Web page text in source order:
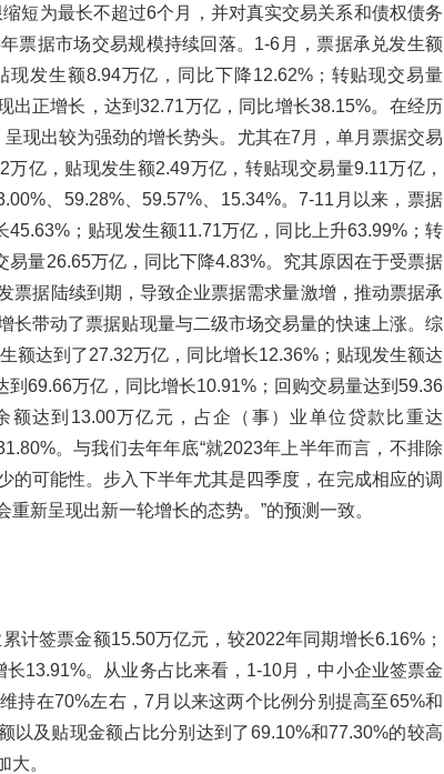
短为最长不超过6个月，并对真实交易关系和债权债务
票据市场交易规模持续回落。1-6月，票据承兑发生额
发生额8.94万亿，同比下降12.62%；转贴现交易量
出正增长，达到32.71万亿，同比增长38.15%。在经历
现出较为强劲的增长势头。尤其在7月，单月票据交易
亿，贴现发生额2.49万亿，转贴现交易量9.11万亿，
、59.28%、59.57%、15.34%。7-11月以来，票据
；贴现发生额11.71万亿，同比上升63.99%；转
量26.65万亿，同比下降4.83%。究其原因在于受票据
票据陆续到期，导致企业票据需求量激增，推动票据承
长带动了票据贴现量与二级市场交易量的快速上涨。综
额达到了27.32万亿，同比增长12.36%；贴现发生额达
69.66万亿，同比增长10.91%；回购交易量达到59.36
额达到13.00万亿元，占企（事）业单位贷款比重达
。与我们去年年底“就2023年上半年而言，不排除
的可能性。步入下半年尤其是四季度，在完成相应的调
新呈现出新一轮增长的态势。”的预测一致。
计签票金额15.50万亿元，较2022年同期增长6.16%；
13.91%。从业务占比来看，1-10月，中小企业签票金
持在70%左右，7月以来这两个比例分别提高至65%和
以及贴现金额占比分别达到了69.10%和77.30%的较高
大。